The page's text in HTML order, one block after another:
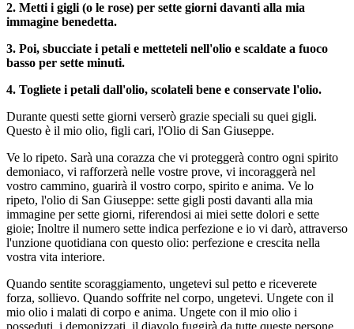
2. Metti i gigli (o le rose) per sette giorni davanti alla mia
immagine benedetta.
3. Poi, sbucciate i petali e metteteli nell'olio e scaldate a fuoco
basso per sette minuti.
4. Togliete i petali dall'olio, scolateli bene e conservate l'olio.
Durante questi sette giorni verserò grazie speciali su quei gigli.
Questo è il mio olio, figli cari, l'Olio di San Giuseppe.
Ve lo ripeto. Sarà una corazza che vi proteggerà contro ogni spirito
demoniaco, vi rafforzerà nelle vostre prove, vi incoraggerà nel
vostro cammino, guarirà il vostro corpo, spirito e anima. Ve lo
ripeto, l'olio di San Giuseppe: sette gigli posti davanti alla mia
immagine per sette giorni, riferendosi ai miei sette dolori e sette
gioie; Inoltre il numero sette indica perfezione e io vi darò, attraverso
l'unzione quotidiana con questo olio: perfezione e crescita nella
vostra vita interiore.
Quando sentite scoraggiamento, ungetevi sul petto e riceverete
forza, sollievo. Quando soffrite nel corpo, ungetevi. Ungete con il
mio olio i malati di corpo e anima. Ungete con il mio olio i
posseduti, i demonizzati, il diavolo fuggirà da tutte queste persone